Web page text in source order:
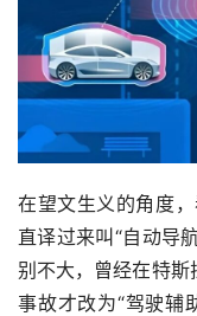
在望文生义的角度
直译过来叫“自动导
别不大，曾经在特
事故才改为“驾驶辅